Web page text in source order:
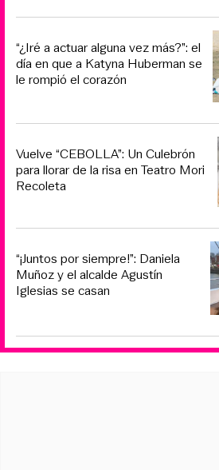
“¿Iré a actuar alguna vez más?”: el
día en que a Katyna Huberman se
le rompió el corazón
Vuelve “CEBOLLA”: Un Culebrón
para llorar de la risa en Teatro Mori
Recoleta
“¡Juntos por siempre!”: Daniela
Muñoz y el alcalde Agustín
Iglesias se casan